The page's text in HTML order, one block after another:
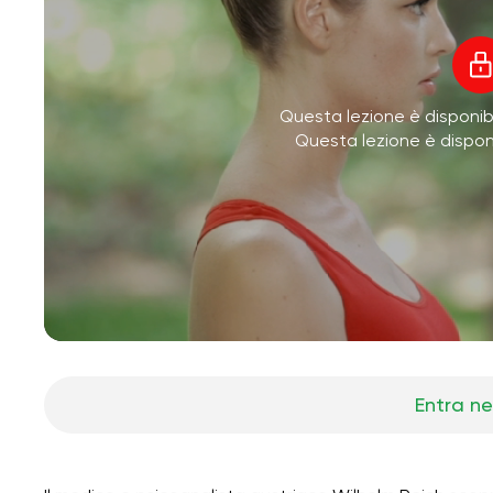
Questa lezione è
Questa lezione è
Entra